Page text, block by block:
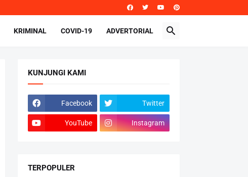
KRIMINAL COVID-19 ADVERTORIAL
KUNJUNGI KAMI
Facebook Twitter
YouTube Instagram
TERPOPULER